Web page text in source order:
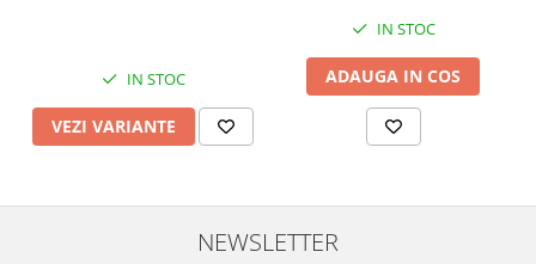
IN STOC
VEZI VARIANTE
IN STOC
ADAUGA IN COS
NEWSLETTER